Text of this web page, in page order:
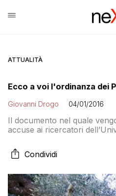
ATTUALITÀ
Ecco a voi l'ordinanza dei
Giovanni Drogo 04/01/2016
Il documento nel quale
accuse ai ricercatori
Centro di Ricerca,
Agricoltura Basile Caramia,
della Xylella Fastidiosa in
Condividi